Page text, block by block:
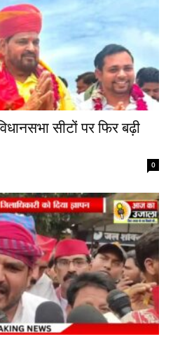
सीटों पर फिर बढ़ी
0